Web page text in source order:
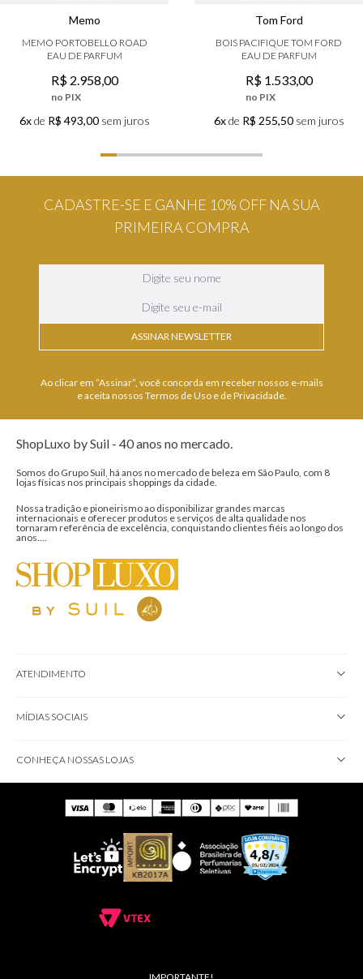
Memo
MEMO PORTOBELLO ROAD
EAU DE PARFUM
R$ 2.958,00
no PIX
6xde R$ 493,00sem juros
Tom Ford
BOIS PACIFIQUE TOM FORD
EAU DE PARFUM
R$ 1.533,00
no PIX
6xde R$ 255,50sem juros
CADASTRE-SE E GANHE 10% OFF NA SUA
PRIMEIRA COMPRA
ASSINAR NEWSLETTER
Ao clicar em “Assinar”, você concorda em receber nossos e-mails
e aceita nossos Termos de Uso e de Privacidade.
ShopLuxo by Suil - 40 anos no mercado.
Somos do Grupo Suil, há anos no mercado de beleza em São Paulo, com 8
lojas físicas nos principais shoppings da cidade.
Nossa tradição e pioneirismo ao disponibilizar grandes marcas
internacionais e oferecer produtos e serviços de alta qualidade nos
tornaram referência de excelência, conquistando clientes fiéis ao longo dos
anos....
ATENDIMENTO
MÍDIAS SOCIAIS
CONHEÇA NOSSAS LOJAS
IMPORTANTE!